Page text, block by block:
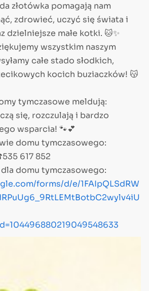
złotówka pomagają nam
zdrowieć, uczyć się świata i
dzielniejsze małe kotki. 🐱✨
wszystkim naszym
całe stado słodkich,
kocich buziaczków! 😽
tymczasowe meldują:
się, rozczulają i bardzo
wsparcia! 🐾💕
domu tymczasowego:
617 852
domu tymczasowego:
forms/d/e/1FAIpQLSdRW